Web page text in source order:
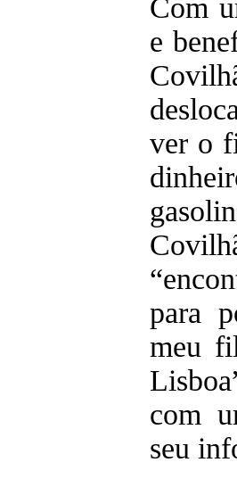
Com
e
ver o
para
meu
com
seu